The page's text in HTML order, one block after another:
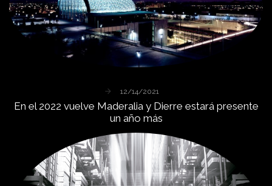
12/14/2021
En el 2022 vuelve Maderalia y Dierre estará presente
un año más